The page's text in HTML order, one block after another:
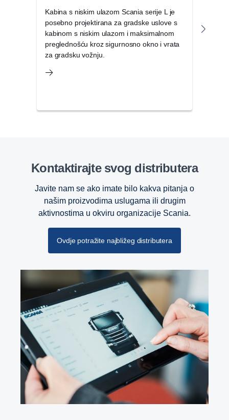
Kabina s niskim ulazom Scania serije L je
posebno projektirana za gradske uslove s
kabinom s niskim ulazom i maksimalnom
preglednošću kroz sigurnosno okno i vrata
za gradsku vožnju.
Kontaktirajte svog distributera
Javite nam se ako imate bilo kakva pitanja o
našim proizvodima uslugama ili drugim
aktivnostima u okviru organizacije Scania.
Ovdje potražite najbližeg distributera